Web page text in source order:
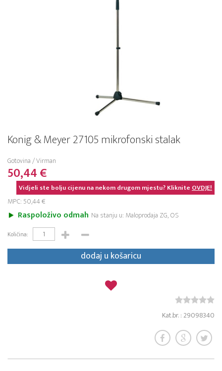
Konig & Meyer 27105 mikrofonski stalak
Gotovina / Virman
50,44 €
Vidjeli ste bolju cijenu na nekom drugom mjestu? KlikniteOVDJE!
MPC: 50,44 €
Raspoloživo odmah Na stanju u: Maloprodaja ZG, OS
Količina:
dodaj u košaricu
Kat.br. : 29098340